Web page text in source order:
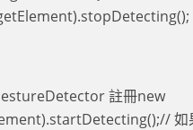
註冊new